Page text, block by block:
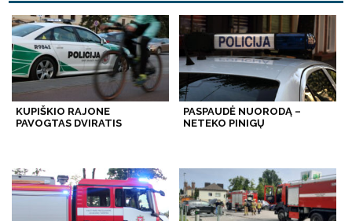
KUPIŠKIO RAJONE
PAVOGTAS DVIRATIS
PASPAUDĖ NUORODĄ –
NETEKO PINIGŲ